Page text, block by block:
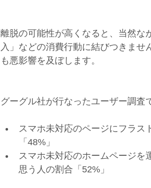
離脱の可能性が高くなると、当然な
入」などの消費行動に結びつきま
も悪影響を及ぼします。
グーグル社が行なったユーザー調査
スマホ未対応のページにフラス
「48%」
スマホ未対応のホームページを
思う人の割合「52%」